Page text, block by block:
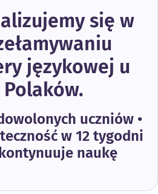
się w
językowej u
Polaków.
uczniów •
w 12 tygodni
naukę